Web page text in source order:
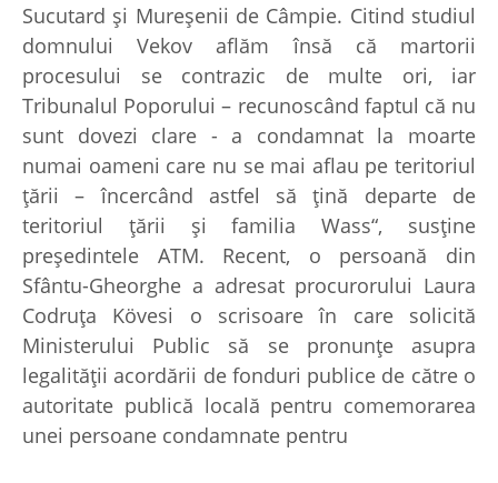
Sucutard şi Mureşenii de Câmpie. Citind studiul
domnului Vekov aflăm însă că martorii
procesului se contrazic de multe ori, iar
Tribunalul Poporului – recunoscând faptul că nu
sunt dovezi clare - a condamnat la moarte
numai oameni care nu se mai aflau pe teritoriul
ţării – încercând astfel să ţină departe de
teritoriul ţării şi familia Wass“, susţine
preşedintele ATM. Recent, o persoană din
Sfântu-Gheorghe a adresat procurorului Laura
Codruţa Kövesi o scrisoare în care solicită
Ministerului Public să se pronunţe asupra
legalităţii acordării de fonduri publice de către o
autoritate publică locală pentru comemorarea
unei persoane condamnate pentru